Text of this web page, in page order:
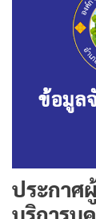
ประกาศ
บริการบุ